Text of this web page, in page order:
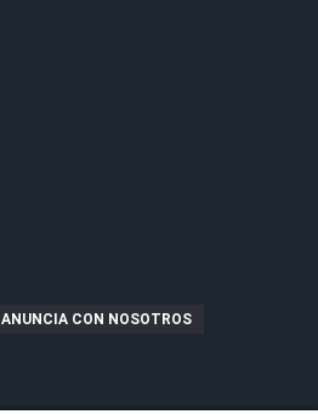
ANUNCIA CON NOSOTROS